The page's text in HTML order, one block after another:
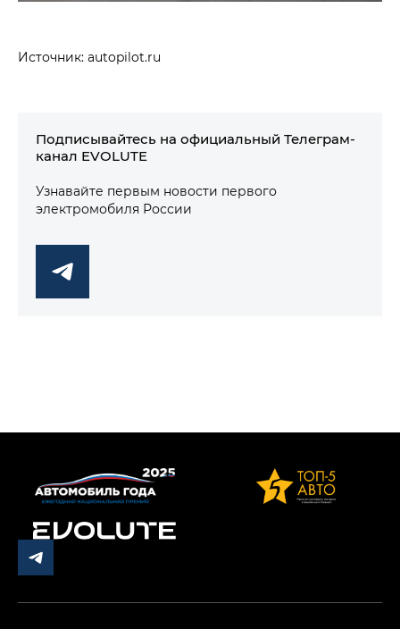
Источник: autopilot.ru
Подписывайтесь на официальный Телеграм-
канал EVOLUTE
Узнавайте первым новости первого
электромобиля России